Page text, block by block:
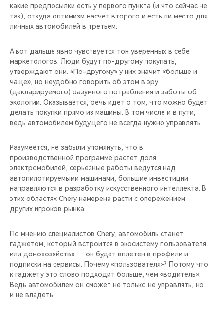
какие предпосылки есть у первого пункта (и что сейчас не
так), откуда оптимизм насчет второго и есть ли место для
личных автомобилей в третьем.
А вот дальше явно чувствуется тон уверенных в себе
маркетологов. Люди будут по-другому покупать,
утверждают они. «По-другому» у них значит «больше и
чаще», но неудобно говорить об этом в эру
(декларируемого) разумного потребления и заботы об
экологии. Оказывается, речь идет о том, что можно будет
делать покупки прямо из машины. В том числе и в пути,
ведь автомобилем будущего не всегда нужно управлять.
Разумеется, не забыли упомянуть, что в
производственной программе растет доля
электромобилей, серьезные работы ведутся над
автопилотируемыми машинами, большие инвестиции
направляются в разработку искусственного интеллекта. В
этих областях Chery намерена расти с опережением
других игроков рынка.
По мнению специалистов Chery, автомобиль станет
гаджетом, который встроится в экосистему пользователя
или домохозяйства — он будет вплетен в профили и
подписки на сервисы. Почему «пользователя»? Потому что
к гаджету это слово подходит больше, чем «водитель».
Ведь автомобилем он сможет не только не управлять, но
и не владеть.